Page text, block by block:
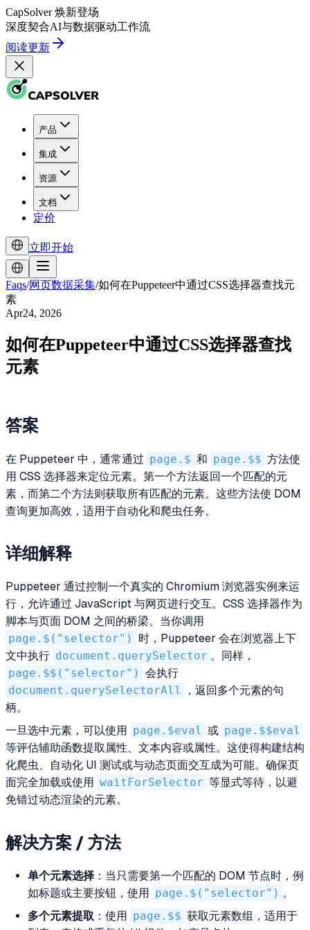
CapSolver 焕新登场
深度契合AI与数据驱动工作流
阅读更新
产品
集成
资源
文档
定价
立即开始
Faqs/网页数据采集/如何在Puppeteer中通过CSS选择器查找元
素
Apr24, 2026
如何在Puppeteer中通过CSS选择器查找
元素
答案
在 Puppeteer 中，通常通过 page.$ 和 page.$$ 方法使
用 CSS 选择器来定位元素。第一个方法返回一个匹配的元
素，而第二个方法则获取所有匹配的元素。这些方法使 DOM
查询更加高效，适用于自动化和爬虫任务。
详细解释
Puppeteer 通过控制一个真实的 Chromium 浏览器实例来运
行，允许通过 JavaScript 与网页进行交互。CSS 选择器作为
脚本与页面 DOM 之间的桥梁。当你调用
page.$("selector")
时，Puppeteer 会在浏览器上下
文中执行 document.querySelector 。同样，
page.$$("selector") 会执行
document.querySelectorAll
，返回多个元素的句
柄。
一旦选中元素，可以使用
page.$eval 或 page.$$eval
等评估辅助函数提取属性、文本内容或属性。这使得构建结构
化爬虫、自动化 UI 测试或与动态页面交互成为可能。确保页
面完全加载或使用 waitForSelector 等显式等待，以避
免错过动态渲染的元素。
解决方案 / 方法
单个元素选择 ：当只需要第一个匹配的 DOM 节点时，例
如标题或主要按钮，使用
page.$("selector") 。
多个元素提取 ：使用 page.$$ 获取元素数组，适用于